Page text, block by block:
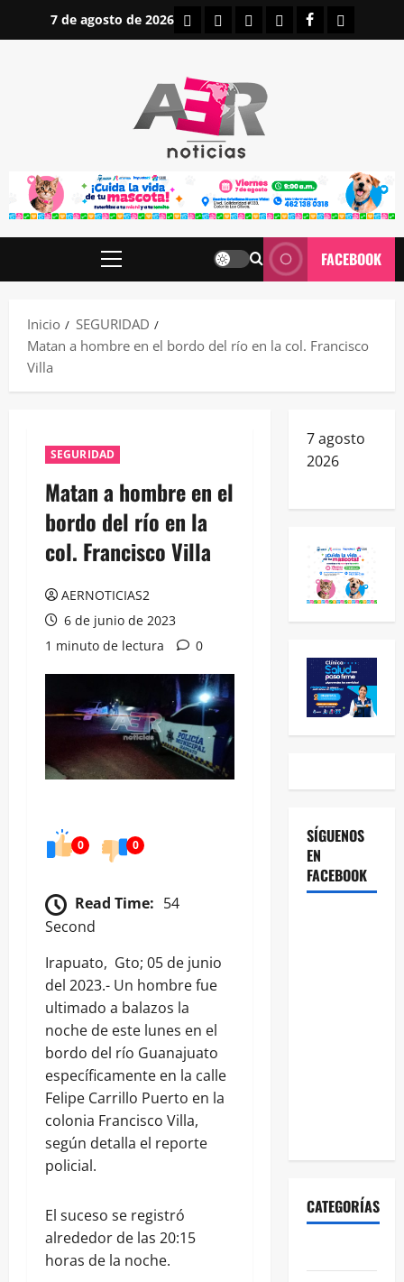
7 de agosto de 2026 INICIOIRAPUATO
ESTATALES
NACIONALES
FACEBOOK
Menú
FACEBOOK
Inicio
SEGURIDAD
Matan a hombre en el bordo del río en la col. Francisco
Villa
SEGURIDAD
Matan a hombre en el
bordo del río en la
col. Francisco Villa
AERNOTICIAS2
6 de junio de 2023
1 minuto de lectura
0
0 0
Read Time: 54
Second
Irapuato, Gto; 05 de junio
del 2023.- Un hombre fue
ultimado a balazos la
noche de este lunes en el
bordo del río Guanajuato
específicamente en la calle
Felipe Carrillo Puerto en la
colonia Francisco Villa,
según detalla el reporte
policial.
El suceso se registró
alrededor de las 20:15
horas de la noche.
7 agosto
2026
SÍGUENOS
EN
FACEBOOK
CATEGORÍAS